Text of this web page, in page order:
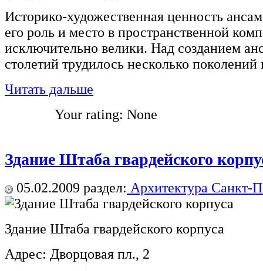
Историко-художественная ценность
его роль и место в пространственной
исключительно велики. Над созданием
столетий трудилось несколько
Читать дальше
Your rating: None
Здание Штаба гвардейского
05.02.2009 раздел: Архитектура Санкт-
Здание Штаба гвардейского корпуса
Адрес: Дворцовая пл., 2